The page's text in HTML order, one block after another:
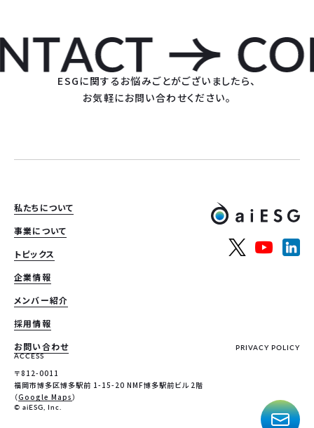
ESGに関するお悩みごとがございましたら、
お気軽にお問い合わせください。
私たちについて
事業について
トピックス
企業情報
メンバー紹介
採用情報
お問い合わせ
PRIVACY POLICY
ACCESS
〒812-0011
福岡市博多区博多駅前 1-15-20 NMF博多駅前ビル 2階
（Google Maps）
© aiESG, Inc.